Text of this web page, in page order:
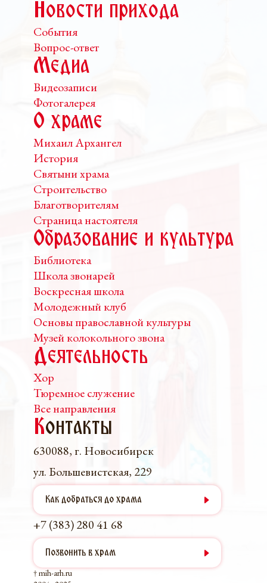
Новости прихода
События
Вопрос-ответ
Медиа
Видеозаписи
Фотогалерея
О храме
Михаил Архангел
История
Святыни храма
Строительство
Благотворителям
Страница настоятеля
Образование и культура
Библиотека
Школа звонарей
Воскресная школа
Молодежный клуб
Основы православной культуры
Музей колокольного звона
Деятельность
Хор
Тюремное служение
Все направления
Контакты
630088, г. Новосибирск
ул. Большевистская, 229
Как добраться до храма
+7 (383) 280 41 68
Позвонить в храм
† mih-arh.ru